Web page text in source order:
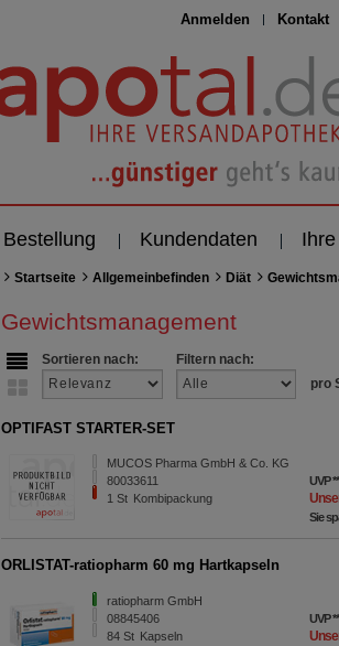
Anmelden Kontakt
Bestellung Kundendaten
Startseite Allgemeinbefinden Diät
Gewichtsmanagement
Sortieren nach:
Filtern nach:
pro
OPTIFAST STARTER-SET
MUCOS Pharma GmbH & Co. KG
80033611
1St Kombipackung
UVP**
Sie
ORLISTAT-ratiopharm 60 mg Hartkapseln
ratiopharm GmbH
08845406
84St Kapseln
UVP**